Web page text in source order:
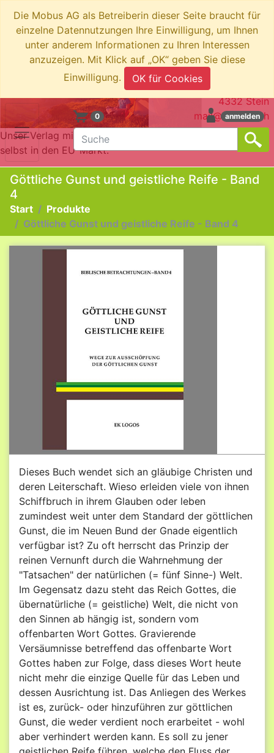
Die Mobus AG als Betreiberin dieser Seite braucht für
einzelne Datennutzungen Ihre Einwilligung, um Ihnen
unter anderem Informationen zu Ihren Interessen
anzuzeigen. Mit Klick auf „OK“ geben Sie diese
Einwilligung.
OK für Cookies
0 anmelden
swiboo.ch by Mobus AG
Brotkorbstrasse 3
4332 Stein
mail@swiboo.ch
Unser Verlag mit Schweizer Adresse bringt die Produkte
selbst in den EU-Markt.
Göttliche Gunst und geistliche Reife - Band
4
Start
Produkte
Göttliche Gunst und geistliche Reife - Band 4
Dieses Buch wendet sich an gläubige Christen und
deren Leiterschaft. Wieso erleiden viele von ihnen
Schiffbruch in ihrem Glauben oder leben
zumindest weit unter dem Standard der göttlichen
Gunst, die im Neuen Bund der Gnade eigentlich
verfügbar ist? Zu oft herrscht das Prinzip der
reinen Vernunft durch die Wahrnehmung der
"Tatsachen" der natürlichen (= fünf Sinne-) Welt.
Im Gegensatz dazu steht das Reich Gottes, die
übernatürliche (= geistliche) Welt, die nicht von
den Sinnen ab hängig ist, sondern vom
offenbarten Wort Gottes. Gravierende
Versäumnisse betreffend das offenbarte Wort
Gottes haben zur Folge, dass dieses Wort heute
nicht mehr die einzige Quelle für das Leben und
dessen Ausrichtung ist. Das Anliegen des Werkes
ist es, zurück- oder hinzuführen zur göttlichen
Gunst, die weder verdient noch erarbeitet - wohl
aber verhindert werden kann. Es soll zu jener